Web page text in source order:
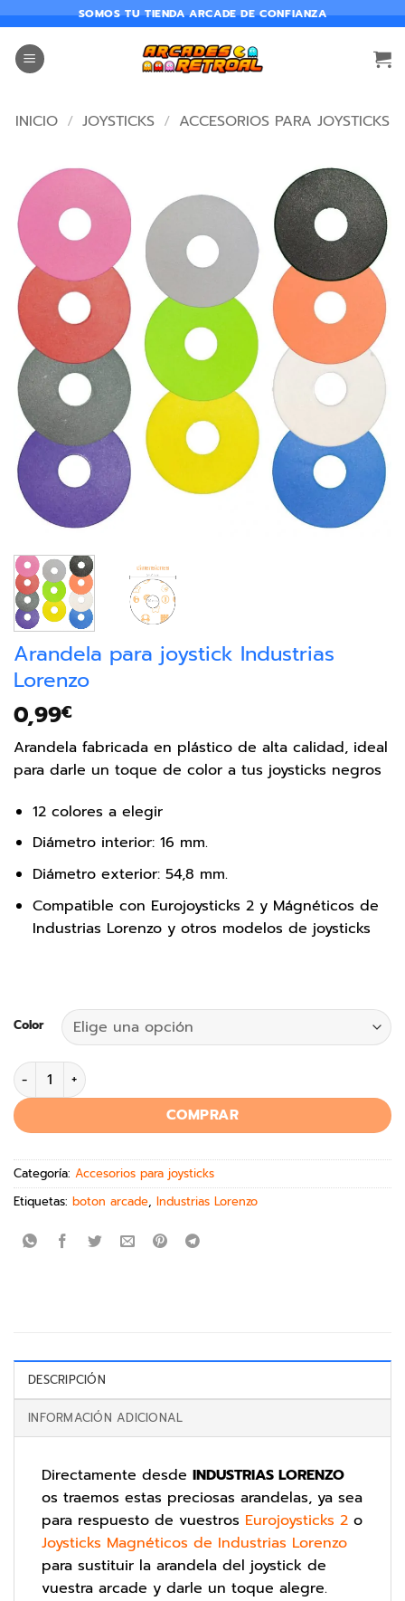
SOMOS TU TIENDA ARCADE DE CONFIANZA
INICIO / JOYSTICKS / ACCESORIOS PARA JOYSTICKS
Arandela para joystick Industrias
Lorenzo
0,99€
Arandela fabricada en plástico de alta calidad, ideal
para darle un toque de color a tus joysticks negros
12 colores a elegir
Diámetro interior: 16 mm.
Diámetro exterior: 54,8 mm.
Compatible con Eurojoysticks 2 y Mágnéticos de
Industrias Lorenzo y otros modelos de joysticks
Color
COMPRAR
Categoría: Accesorios para joysticks
Etiquetas: boton arcade, Industrias Lorenzo
DESCRIPCIÓN
INFORMACIÓN ADICIONAL
Directamente desde INDUSTRIAS LORENZO
os traemos estas preciosas arandelas, ya sea
para respuesto de vuestros Eurojoysticks 2 o
Joysticks Magnéticos de Industrias Lorenzo
para sustituir la arandela del joystick de
vuestra arcade y darle un toque alegre.